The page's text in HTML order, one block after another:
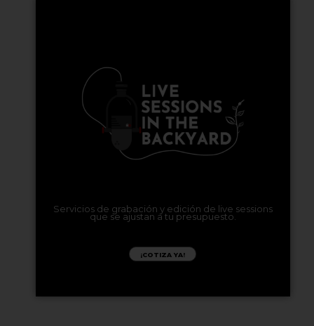
Servicios de grabación y edición de live sessions
que se ajustan a tu presupuesto.
¡COTIZA YA!